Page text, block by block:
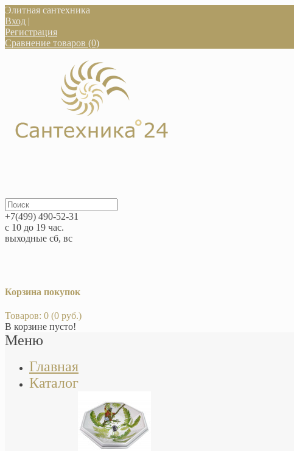
Элитная сантехника
Вход |
Регистрация
Сравнение товаров (0)
+7(499) 490-52-31
с 10 до 19 час.
выходные сб, вс
Корзина покупок
Товаров: 0 (0 руб.)
В корзине пусто!
Меню
Главная
Каталог